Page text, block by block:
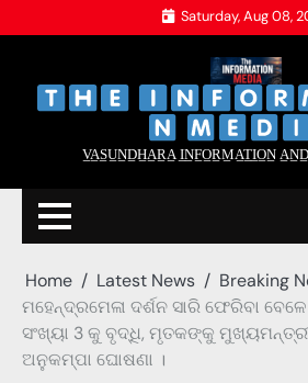
to
Saturday, Aug 08,
V̲A̲S̲U̲N̲D̲H̲A̲R̲A̲ I̲N̲F̲O̲R̲M̲A̲T̲I̲O̲N̲
Home Latest News
Breaking
ମହେନ୍ଦ୍ରମେଳା ଦର୍ଶନ ସାରି ଫେରିବା
ସଂଖ୍ୟା 3 କୁ ବୃଦ୍ଧି, ମୃତକଙ୍କୁ
ଅନୁକମ୍ପା ଘୋଷଣା ।